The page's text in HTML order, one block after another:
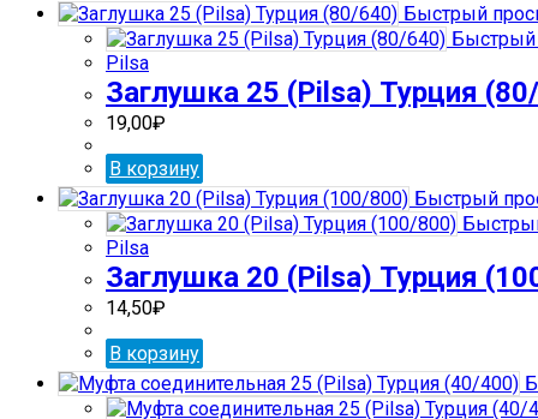
Быстрый
Быстрый
Pilsa
Заглушка 25 (Pilsa) Турция
19,00₽
В корзину
Быстрый
Pilsa
Заглушка 20 (Pilsa) Турция
14,50₽
В корзину